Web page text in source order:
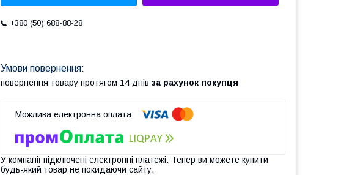
+380 (50) 688-88-28
повернення товару протягом 14 днів за рахунок покупця
У компанії підключені електронні платежі. Тепер ви можете купити
будь-який товар не покидаючи сайту.